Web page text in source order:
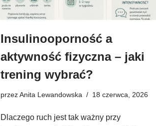
Insulinooporność a
aktywność fizyczna – jaki
trening wybrać?
przezAnita Lewandowska 18 czerwca, 2026
Dlaczego ruch jest tak ważny przy